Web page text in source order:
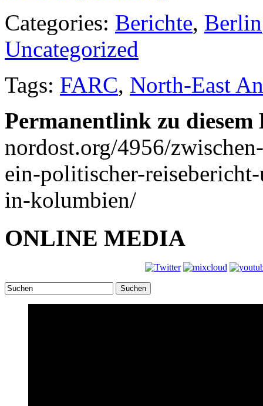
Categories: Berichte, Berlin
Uncategorized
Tags: FARC, North-East
Permanentlink zu
nordost.org/4956/
ein-politischer-
in-kolumbien/
ONLINE MEDIA
Suchen